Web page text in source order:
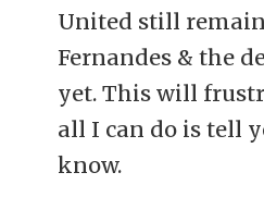
United still
Fernandes & the
yet. This will
all I can do is tell
know.